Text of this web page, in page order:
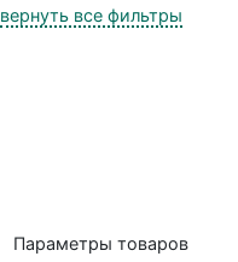
вернуть все фильтры
Параметры товаров